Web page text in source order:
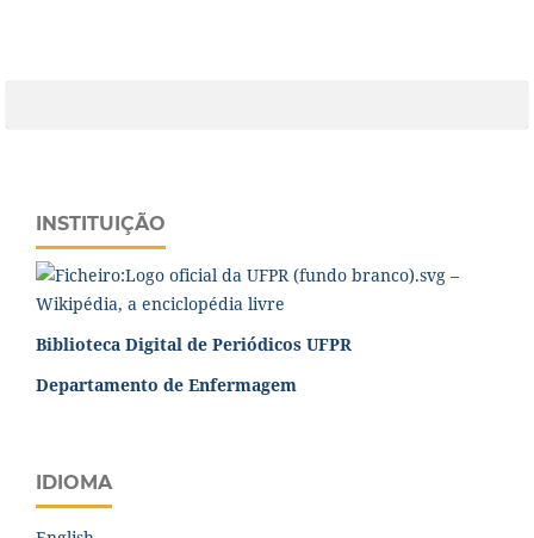
INSTITUIÇÃO
Biblioteca Digital de Periódicos UFPR
Departamento de Enfermagem
IDIOMA